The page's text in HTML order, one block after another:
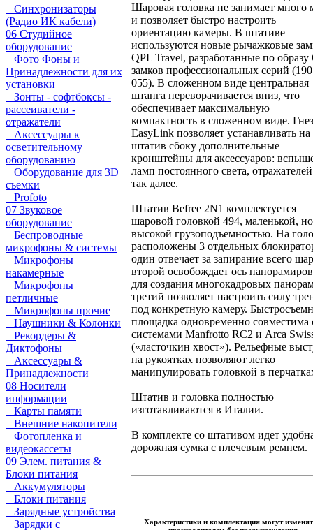
Синхронизаторы
(Радио ИК кабели)
06 Студийное
оборудование
Фото Фоны и
Принадлежности для их
установки
Зонты - софтбоксы -
рассеиватели -
отражатели
Аксессуары к
осветительному
оборудованию
Оборудование для 3D
съемки
Profoto
07 Звуковое
оборудование
Беспроводные
микрофоны & системы
Микрофоны
накамерные
Микрофоны
петличные
Микрофоны прочие
Наушники & Колонки
Рекордеры &
Диктофоны
Аксессуары &
Принадлежности
08 Носители
информации
Карты памяти
Внешние накопители
Фотопленка и
видеокассеты
09 Элем. питания &
Блоки питания
Аккумуляторы
Блоки питания
Зарядные устройства
Зарядки с
Шаровая головка не занимает много
и позволяет быстро настроить
ориентацию камеры. В штативе
используются новые рычажковые
QPL Travel, разработанные по образу
замков профессиональных серий
055). В сложенном виде центральная
штанга переворачивается вниз, что
обеспечивает максимальную
компактность в сложенном виде.
EasyLink позволяет устанавливать на
штатив сбоку дополнительные
кронштейны для аксессуаров:
ламп постоянного света,
так далее.
Штатив Befree 2N1 комплектуется
шаровой головкой 494, маленькой,
высокой грузоподъемностью. На
расположены 3 отдельных
один отвечает за запирание всего
второй освобождает ось
для создания многокадровых
третий позволяет настроить силу
под конкретную камеру.
площадка одновременно совместима
системами Manfrotto RC2 и Arca
(«ласточкин хвост»). Рельефные
на рукоятках позволяют легко
манипулировать головкой в
Штатив и головка полностью
изготавливаются в Италии.
В комплекте со штативом идет
дорожная сумка с плечевым ремнем.
Характеристики и комплектация могут